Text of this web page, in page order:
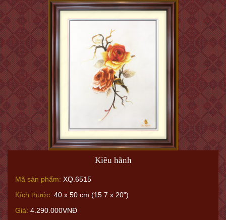
Kiêu hãnh
Mã sản phẩm: XQ.6515
Kích thước: 40 x 50 cm (15.7 x 20")
Giá: 4.290.000VNĐ